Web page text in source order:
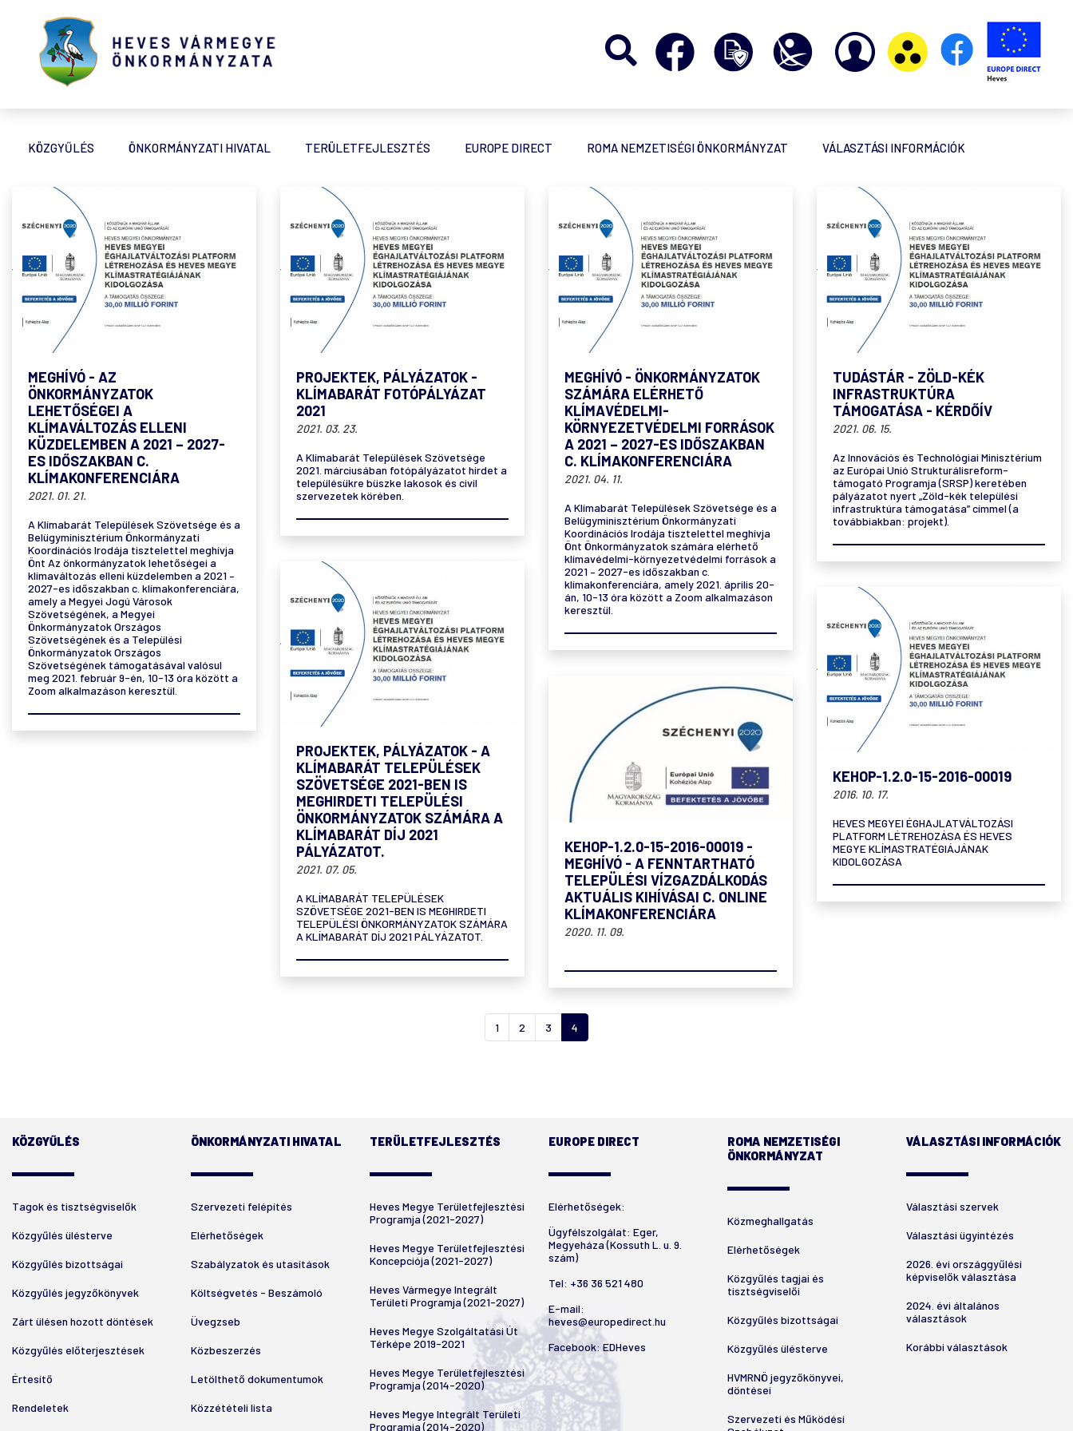
KÖZGYŰLÉS ÖNKORMÁNYZATI HIVATAL TERÜLETFEJLESZTÉS EUROPE DIRECT ROMA NEMZETISÉGI ÖNKORMÁNYZAT VÁLASZTÁSI INFORMÁCIÓK
MEGHÍVÓ - AZ
ÖNKORMÁNYZATOK
LEHETŐSÉGEI A
KLÍMAVÁLTOZÁS ELLENI
KÜZDELEMBEN A 2021 – 2027-
ES IDŐSZAKBAN C.
KLÍMAKONFERENCIÁRA
2021. 01. 21.
A Klímabarát Települések Szövetsége és a
Belügyminisztérium Önkormányzati
Koordinációs Irodája tisztelettel meghívja
Önt Az önkormányzatok lehetőségei a
klímaváltozás elleni küzdelemben a 2021 –
2027-es időszakban c. klímakonferenciára,
amely a Megyei Jogú Városok
Szövetségének, a Megyei
Önkormányzatok Országos
Szövetségének és a Települési
Önkormányzatok Országos
Szövetségének támogatásával valósul
meg 2021. február 9-én, 10-13 óra között a
Zoom alkalmazáson keresztül.
PROJEKTEK, PÁLYÁZATOK -
KLÍMABARÁT FOTÓPÁLYÁZAT
2021
2021. 03. 23.
A Klímabarát Települések Szövetsége
2021. márciusában fotópályázatot hirdet a
településükre büszke lakosok és civil
szervezetek körében.
MEGHÍVÓ - ÖNKORMÁNYZATOK
SZÁMÁRA ELÉRHETŐ
KLÍMAVÉDELMI-
KÖRNYEZETVÉDELMI FORRÁSOK
A 2021 – 2027-ES IDŐSZAKBAN
C. KLÍMAKONFERENCIÁRA
2021. 04. 11.
A Klímabarát Települések Szövetsége és a
Belügyminisztérium Önkormányzati
Koordinációs Irodája tisztelettel meghívja
Önt Önkormányzatok számára elérhető
klímavédelmi-környezetvédelmi források a
2021 – 2027-es időszakban c.
klímakonferenciára, amely 2021. április 20-
án, 10-13 óra között a Zoom alkalmazáson
keresztül.
TUDÁSTÁR - ZÖLD-KÉK
INFRASTRUKTÚRA
TÁMOGATÁSA - KÉRDŐÍV
2021. 06. 15.
Az Innovációs és Technológiai Minisztérium
az Európai Unió Strukturálisreform-
támogató Programja (SRSP) keretében
pályázatot nyert „Zöld-kék települési
infrastruktúra támogatása” címmel (a
továbbiakban: projekt).
PROJEKTEK, PÁLYÁZATOK - A
KLÍMABARÁT TELEPÜLÉSEK
SZÖVETSÉGE 2021-BEN IS
MEGHIRDETI TELEPÜLÉSI
ÖNKORMÁNYZATOK SZÁMÁRA A
KLÍMABARÁT DÍJ 2021
PÁLYÁZATOT.
2021. 07. 05.
A KLÍMABARÁT TELEPÜLÉSEK
SZÖVETSÉGE 2021-BEN IS MEGHIRDETI
TELEPÜLÉSI ÖNKORMÁNYZATOK SZÁMÁRA
A KLÍMABARÁT DÍJ 2021 PÁLYÁZATOT.
KEHOP-1.2.0-15-2016-00019
2016. 10. 17.
HEVES MEGYEI ÉGHAJLATVÁLTOZÁSI
PLATFORM LÉTREHOZÁSA ÉS HEVES
MEGYE KLÍMASTRATÉGIÁJÁNAK
KIDOLGOZÁSA
KEHOP-1.2.0-15-2016-00019 -
MEGHÍVÓ - A FENNTARTHATÓ
TELEPÜLÉSI VÍZGAZDÁLKODÁS
AKTUÁLIS KIHÍVÁSAI C. ONLINE
KLÍMAKONFERENCIÁRA
2020. 11. 09.
1 2 3 4
KÖZGYŰLÉS
Tagok és tisztségviselők
Közgyűlés ülésterve
Közgyűlés bizottságai
Közgyűlés jegyzőkönyvek
Zárt ülésen hozott döntések
Közgyűlés előterjesztések
Értesítő
Rendeletek
ÖNKORMÁNYZATI HIVATAL
Szervezeti felépítés
Elérhetőségek
Szabályzatok és utasítások
Költségvetés - Beszámoló
Üvegzseb
Közbeszerzés
Letölthető dokumentumok
Közzétételi lista
TERÜLETFEJLESZTÉS
Heves Megye Területfejlesztési
Programja (2021-2027)
Heves Megye Területfejlesztési
Koncepciója (2021-2027)
Heves Vármegye Integrált
Területi Programja (2021-2027)
Heves Megye Szolgáltatási Út
Térképe 2019-2021
Heves Megye Területfejlesztési
Programja (2014-2020)
Heves Megye Integrált Területi
Programja (2014-2020)
EUROPE DIRECT
Elérhetőségek:
Ügyfélszolgálat: Eger,
Megyeháza (Kossuth L. u. 9.
szám)
Tel: +36 36 521 480
E-mail:
heves@europedirect.hu
Facebook: EDHeves
ROMA NEMZETISÉGI
ÖNKORMÁNYZAT
Közmeghallgatás
Elérhetőségek
Közgyűlés tagjai és
tisztségviselői
Közgyűlés bizottságai
Közgyűlés ülésterve
HVMRNÖ jegyzőkönyvei,
döntései
Szervezeti és Működési
VÁLASZTÁSI INFORMÁCIÓK
Választási szervek
Választási ügyintézés
2026. évi országgyűlési
képviselők választása
2024. évi általános
választások
Korábbi választások